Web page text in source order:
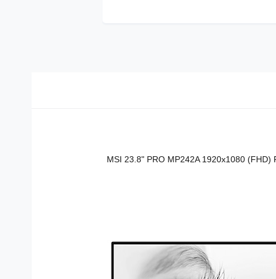
MSI 23.8" PRO MP242A 1920x1080 (FHD)